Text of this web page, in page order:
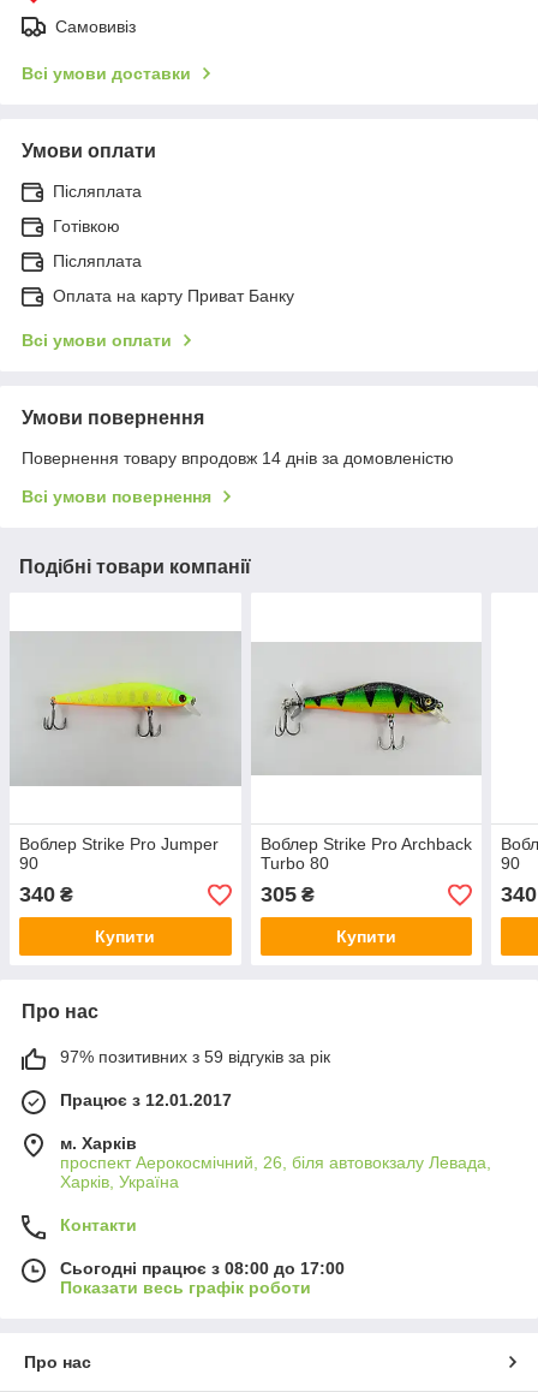
Самовивіз
Всі умови доставки
Умови оплати
Післяплата
Готівкою
Післяплата
Оплата на карту Приват Банку
Всі умови оплати
Умови повернення
Повернення товару впродовж 14 днів за домовленістю
Всі умови повернення
Подібні товари компанії
Воблер Strike Pro Jumper
90
340 ₴
Купити
Воблер Strike Pro Archback
Turbo 80
305₴
Купити
90
340
Про нас
97% позитивних з 59 відгуків за рік
Працює з 12.01.2017
м. Харків
проспект Аерокосмічний, 26, біля автовокзалу Левада,
Харків, Україна
Контакти
Сьогодні працює з 08:00 до 17:00
Показати весь графік роботи
Про нас